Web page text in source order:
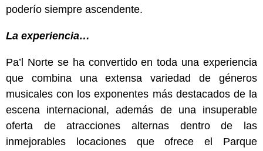
poderío siempre ascendente.
La experiencia…
Pa’l Norte se ha convertido en toda una experiencia
que combina una extensa variedad de géneros
musicales con los exponentes más destacados de la
escena internacional, además de una insuperable
oferta de atracciones alternas dentro de las
inmejorables locaciones que ofrece el Parque